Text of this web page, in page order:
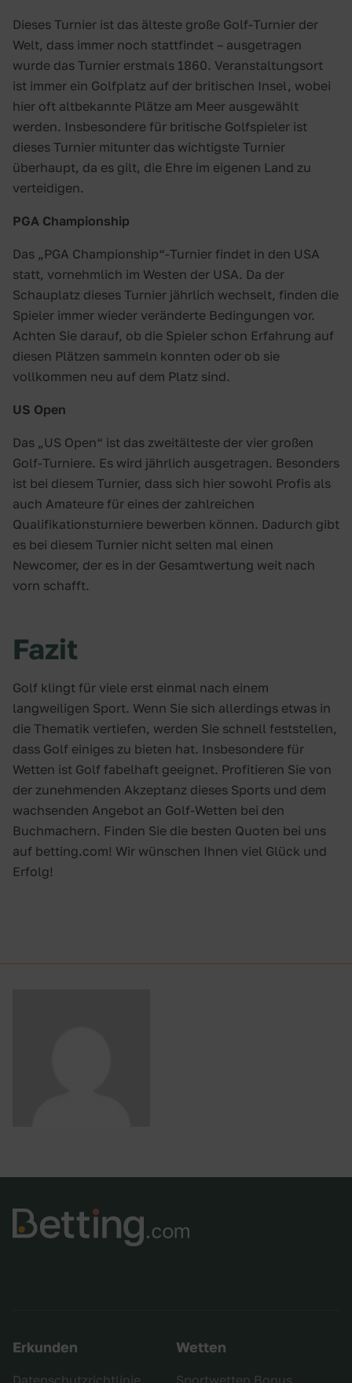
Dieses Turnier ist das älteste große Golf-Turnier der
Welt, dass immer noch stattfindet – ausgetragen
wurde das Turnier erstmals 1860. Veranstaltungsort
ist immer ein Golfplatz auf der britischen Insel, wobei
hier oft altbekannte Plätze am Meer ausgewählt
werden. Insbesondere für britische Golfspieler ist
dieses Turnier mitunter das wichtigste Turnier
überhaupt, da es gilt, die Ehre im eigenen Land zu
verteidigen.
PGA Championship
Das „PGA Championship“-Turnier findet in den USA
statt, vornehmlich im Westen der USA. Da der
Schauplatz dieses Turnier jährlich wechselt, finden die
Spieler immer wieder veränderte Bedingungen vor.
Achten Sie darauf, ob die Spieler schon Erfahrung auf
diesen Plätzen sammeln konnten oder ob sie
vollkommen neu auf dem Platz sind.
US Open
Das „US Open“ ist das zweitälteste der vier großen
Golf-Turniere. Es wird jährlich ausgetragen. Besonders
ist bei diesem Turnier, dass sich hier sowohl Profis als
auch Amateure für eines der zahlreichen
Qualifikationsturniere bewerben können. Dadurch gibt
es bei diesem Turnier nicht selten mal einen
Newcomer, der es in der Gesamtwertung weit nach
vorn schafft.
Fazit
Golf klingt für viele erst einmal nach einem
langweiligen Sport. Wenn Sie sich allerdings etwas in
die Thematik vertiefen, werden Sie schnell feststellen,
dass Golf einiges zu bieten hat. Insbesondere für
Wetten ist Golf fabelhaft geeignet. Profitieren Sie von
der zunehmenden Akzeptanz dieses Sports und dem
wachsenden Angebot an Golf-Wetten bei den
Buchmachern. Finden Sie die besten Quoten bei uns
auf betting.com! Wir wünschen Ihnen viel Glück und
Erfolg!
Erkunden
Datenschutzrichtlinie
Wetten
Sportwetten Bonus